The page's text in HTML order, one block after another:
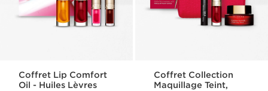
Coffret Lip Comfort
Oil - Huiles Lèvres
Coffret Collection
Maquillage Teint,